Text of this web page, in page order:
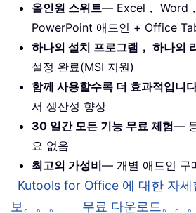
올인원 스위트— Excel， Word
PowerPoint 애드인 + Office
하나의 설치 프로그램， 하나의
설정 완료(MSI 지원)
함께 사용할수록 더 효과적입니
서 생산성 향상
30 일간 모든 기능 무료 체험—
요 없음
최고의 가성비— 개별 애드인 구
Kutools for Office 에 대한 자세
보。。。
무료 다운로드。。。